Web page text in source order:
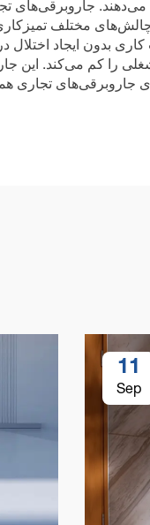
جاروبرقی‌های
چالش‌های مختلف
کاری بدون ایجاد
را کم می‌کند. این
تجاری
11
Sep